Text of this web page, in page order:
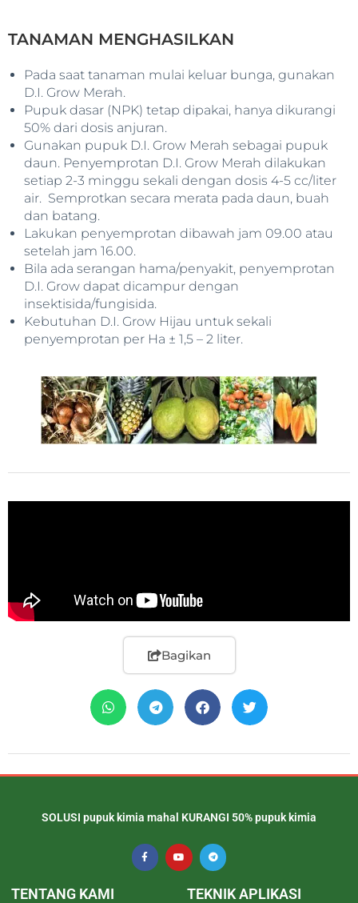
TANAMAN MENGHASILKAN
Pada saat tanaman mulai keluar bunga, gunakan
D.I. Grow Merah.
Pupuk dasar (NPK) tetap dipakai, hanya dikurangi
50% dari dosis anjuran.
Gunakan pupuk D.I. Grow Merah sebagai pupuk
daun. Penyemprotan D.I. Grow Merah dilakukan
setiap 2-3 minggu sekali dengan dosis 4-5 cc/liter
air. Semprotkan secara merata pada daun, buah
dan batang.
Lakukan penyemprotan dibawah jam 09.00 atau
setelah jam 16.00.
Bila ada serangan hama/penyakit, penyemprotan
D.I. Grow dapat dicampur dengan
insektisida/fungisida.
Kebutuhan D.I. Grow Hijau untuk sekali
penyemprotan per Ha ± 1,5 – 2 liter.
Bagikan
SOLUSI pupuk kimia mahal KURANGI 50% pupuk kimia
TENTANG KAMI TEKNIK APLIKASI